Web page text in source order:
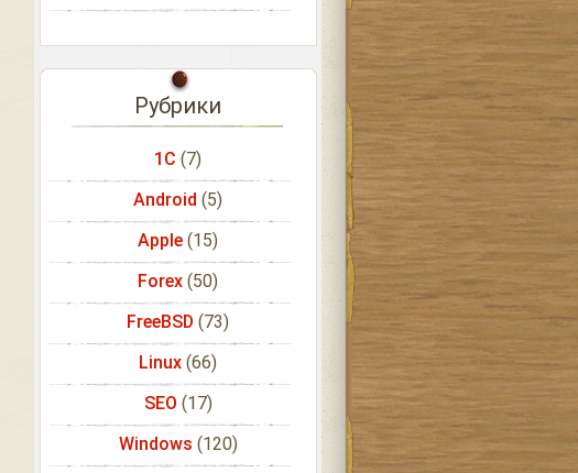
Рубрики
1С (7)
Android (5)
Apple (15)
Forex (50)
FreeBSD (73)
Linux (66)
SEO (17)
Windows (120)